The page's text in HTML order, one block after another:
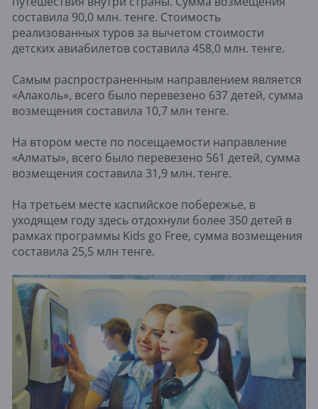
составила 90,0 млн. тенге. Стоимость
реализованных туров за вычетом стоимости
детских авиабилетов составила 458,0 млн. тенге.
Самым распространенным направлением является
«Алаколь», всего было перевезено 637 детей, сумма
возмещения составила 10,7 млн тенге.
На втором месте по посещаемости направление
«Алматы», всего было перевезено 561 детей, сумма
возмещения составила 31,9 млн. тенге.
На третьем месте каспийское побережье, в
уходящем году здесь отдохнули более 350 детей в
рамках программы Kids go Free, сумма возмещения
составила 25,5 млн тенге.